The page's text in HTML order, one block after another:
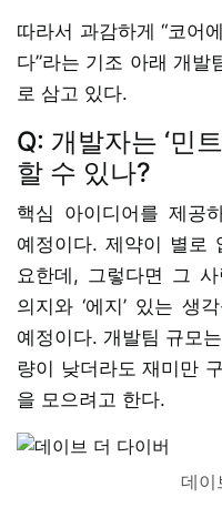
따라서 과감하게 “코어
다”라는 기조 아래 개발
로 삼고 있다.
Q: 개발자는 ‘민
할 수 있나?
핵심 아이디어를 제공
예정이다. 제약이 별로
요한데, 그렇다면 그
의지와 ‘에지’ 있는 생
예정이다. 개발팀 규모
량이 낮더라도 재미만
을 모으려고 한다.
데이